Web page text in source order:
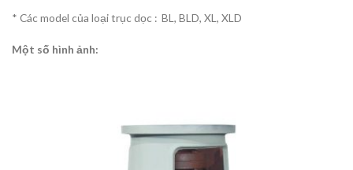
* Các model của loại trục dọc : BL, BLD, XL, XLD
Một số hình ảnh: